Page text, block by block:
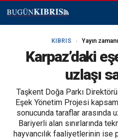
KIBRIS Yayın
Karpaz’daki
uzlaşı
Taşkent Doğa Parkı
Eşek Yönetim Projesi
sonucunda taraflar arasında
Bariyerli alan sınırlarında
hayvancılık faaliyetlerinin ise